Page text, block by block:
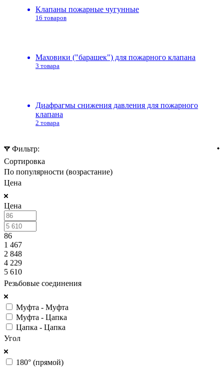
Клапаны пожарные чугунные
16 товаров
Маховики ("барашек") для пожарного клапана
3 товара
Диафрагмы снижения давления для пожарного
клапана
2 товара
Фильтр:
Сортировка
По популярности (возрастание)
Цена
Цена
86
1 467
2 848
4 229
5 610
Резьбовые соединения
Муфта - Муфта
Муфта - Цапка
Цапка - Цапка
Угол
180° (прямой)